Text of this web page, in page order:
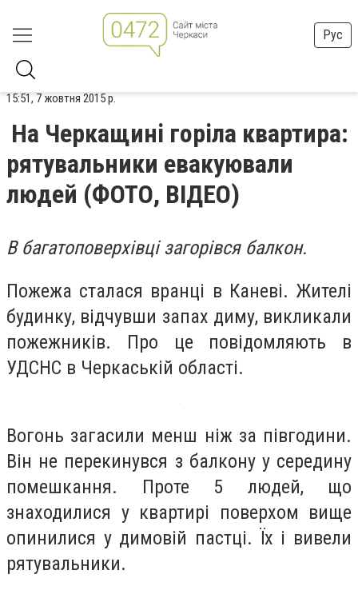
Рус
15:51, 7 жовтня 2015 р.
На Черкащині горіла квартира:
рятувальники евакуювали
людей (ФОТО, ВІДЕО)
В багатоповерхівці загорівся балкон.
Пожежа сталася вранці в Каневі. Жителі
будинку, відчувши запах диму, викликали
пожежників. Про це повідомляють в
УДСНС в Черкаській області.
Вогонь загасили менш ніж за півгодини.
Він не перекинувся з балкону у середину
помешкання. Проте 5 людей, що
знаходилися у квартирі поверхом вище
опинилися у димовій пастці. Їх і вивели
рятувальники.